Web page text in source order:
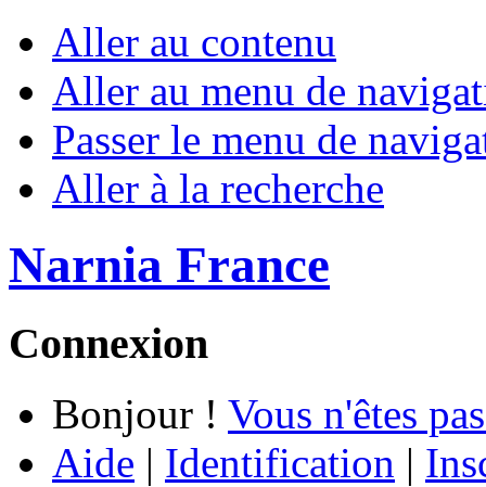
Aller au contenu
Aller au menu de
Passer le menu de
Aller à la recherche
Narnia France
Connexion
Bonjour ! Vous n'êtes
Aide | Identification |